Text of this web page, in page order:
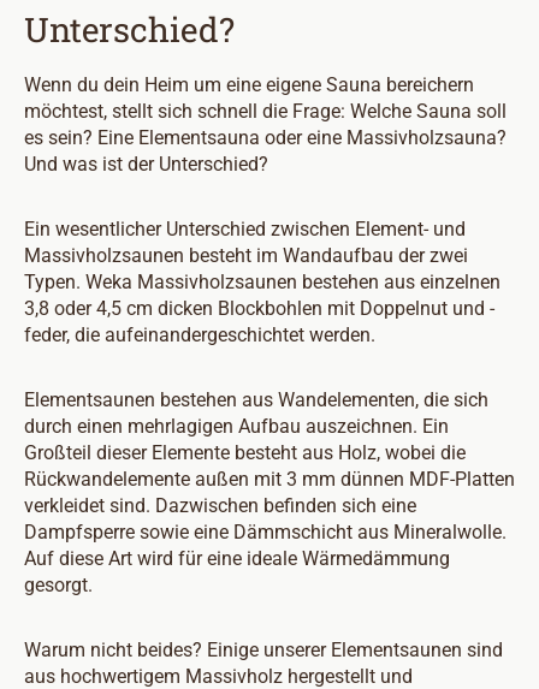
Unterschied?
Wenn du dein Heim um eine eigene Sauna bereichern
möchtest, stellt sich schnell die Frage: Welche Sauna soll
es sein? Eine Elementsauna oder eine Massivholzsauna?
Und was ist der Unterschied?
Ein wesentlicher Unterschied zwischen Element- und
Massivholzsaunen besteht im Wandaufbau der zwei
Typen. Weka Massivholzsaunen bestehen aus einzelnen
3,8 oder 4,5 cm dicken Blockbohlen mit Doppelnut und -
feder, die aufeinandergeschichtet werden.
Elementsaunen bestehen aus Wandelementen, die sich
durch einen mehrlagigen Aufbau auszeichnen. Ein
Großteil dieser Elemente besteht aus Holz, wobei die
Rückwandelemente außen mit 3 mm dünnen MDF-Platten
verkleidet sind. Dazwischen befinden sich eine
Dampfsperre sowie eine Dämmschicht aus Mineralwolle.
Auf diese Art wird für eine ideale Wärmedämmung
gesorgt.
Warum nicht beides? Einige unserer Elementsaunen sind
aus hochwertigem Massivholz hergestellt und